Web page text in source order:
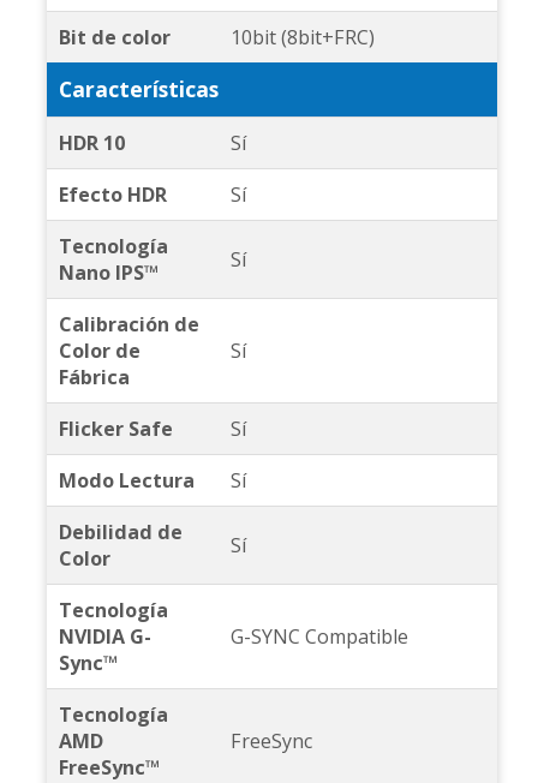
Bit de color 10bit (8bit+FRC)
Características
HDR 10
Sí
Efecto HDR
Sí
Tecnología
Nano IPS™
Sí
Calibración de
Color de
Fábrica
Sí
Flicker Safe
Sí
Modo Lectura
Sí
Debilidad de
Color
Sí
Tecnología
NVIDIA G-
Sync™
G-SYNC Compatible
Tecnología
AMD
FreeSync™
FreeSync